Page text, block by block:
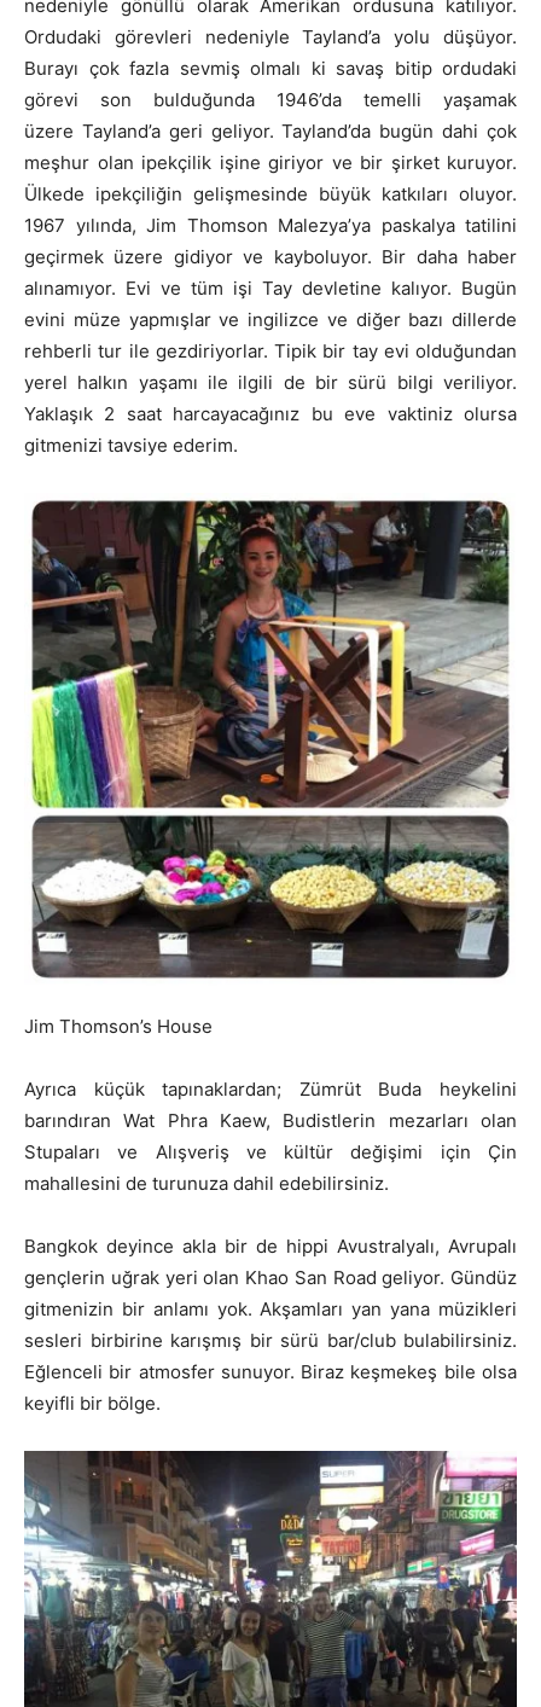
nedeniyle gönüllü olarak Amerikan ordusuna katılıyor.
Ordudaki görevleri nedeniyle Tayland’a yolu düşüyor.
Burayı çok fazla sevmiş olmalı ki savaş bitip ordudaki
görevi son bulduğunda 1946’da temelli yaşamak
üzere Tayland’a geri geliyor. Tayland’da bugün dahi çok
meşhur olan ipekçilik işine giriyor ve bir şirket kuruyor.
Ülkede ipekçiliğin gelişmesinde büyük katkıları oluyor.
1967 yılında, Jim Thomson Malezya’ya paskalya tatilini
geçirmek üzere gidiyor ve kayboluyor. Bir daha haber
alınamıyor. Evi ve tüm işi Tay devletine kalıyor. Bugün
evini müze yapmışlar ve ingilizce ve diğer bazı dillerde
rehberli tur ile gezdiriyorlar. Tipik bir tay evi olduğundan
yerel halkın yaşamı ile ilgili de bir sürü bilgi veriliyor.
Yaklaşık 2 saat harcayacağınız bu eve vaktiniz olursa
gitmenizi tavsiye ederim.
Jim Thomson’s House
Ayrıca küçük tapınaklardan; Zümrüt Buda heykelini
barındıran Wat Phra Kaew, Budistlerin mezarları olan
Stupaları ve Alışveriş ve kültür değişimi için Çin
mahallesini de turunuza dahil edebilirsiniz.
Bangkok deyince akla bir de hippi Avustralyalı, Avrupalı
gençlerin uğrak yeri olan Khao San Road geliyor. Gündüz
gitmenizin bir anlamı yok. Akşamları yan yana müzikleri
sesleri birbirine karışmış bir sürü bar/club bulabilirsiniz.
Eğlenceli bir atmosfer sunuyor. Biraz keşmekeş bile olsa
keyifli bir bölge.